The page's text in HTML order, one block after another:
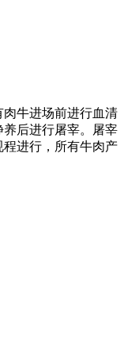
牛进场前进行血清
后进行屠宰。屠宰
进行，所有牛肉产